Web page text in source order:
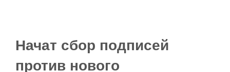
Начат сбор подписей
против нового